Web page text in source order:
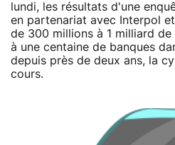
lundi, les résultats d'une
en partenariat avec Interpol
de 300 millions à 1 milliard
à une centaine de banques
depuis près de deux ans, la
cours.